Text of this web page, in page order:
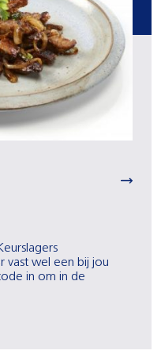
vast wel een bij jou
in om in de